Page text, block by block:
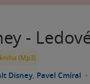
-
(Mp3)
Disney, Pavel Cmíral